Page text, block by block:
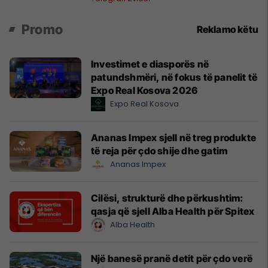
Promo Reklamo këtu
Investimet e diasporës në
patundshmëri, në fokus të panelit të
Expo Real Kosova 2026
Expo Real Kosova
Ananas Impex sjell në treg produkte
të reja për çdo shije dhe gatim
Ananas Impex
Cilësi, strukturë dhe përkushtim:
qasja që sjell Alba Health për Spitex
Alba Health
Një banesë pranë detit për çdo verë